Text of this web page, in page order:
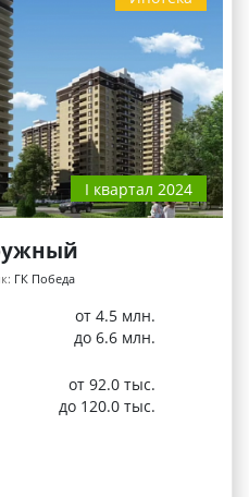
I квартал 2024
ГК Победа
от 4.5 млн.
до 6.6 млн.
от 92.0 тыс.
до 120.0 тыс.